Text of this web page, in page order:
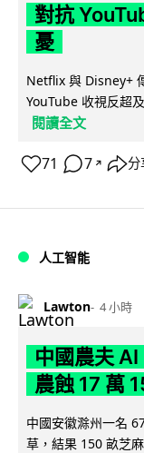
對抗
憂
Netflix 與 Disney+
YouTube 收視反超
閱讀全文
71 7 ↗ 分
人工智能
Lawton 4 小時
中國農夫
農蝕 17 萬
中國安徽滁州一名
草，結果 150 畝芝